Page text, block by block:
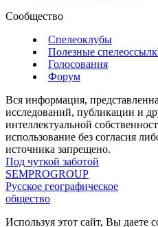
Сообщество
Спелеоклубы
Полезные
Голосования
Форум
Вся информация,
исследований, публикации и
интеллектуальной
использование без согласия
источника запрещено.
Под чуткой заботой
SEMPROGROUP
Русское географическое
общество
Используя этот сайт, Вы даете